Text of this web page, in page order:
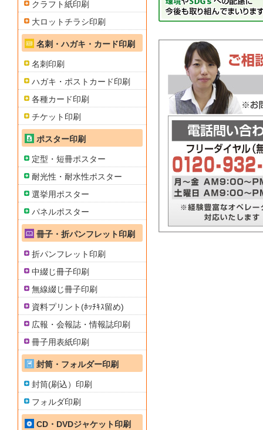
クラフト紙印刷
大ロットチラシ印刷
名刺・ハガキ・カード印刷
名刺印刷
ハガキ・ポストカード印刷
各種カード印刷
チケット印刷
ポスター印刷
定型・短冊ポスター
耐光性・耐水性ポスター
選挙用ポスター
パネルポスター
冊子・折パンフレット印刷
折パンフレット印刷
中綴じ冊子印刷
無線綴じ冊子印刷
資料プリント(ﾎｯﾁｷｽ留め)
広報・会報誌・情報誌印刷
冊子用表紙印刷
封筒・フォルダー印刷
封筒(刷込）印刷
フォルダ印刷
CD・DVDジャケット印刷